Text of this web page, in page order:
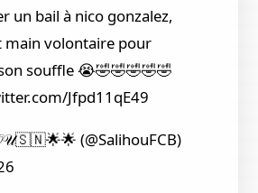
un bail à nico gonzalez,
main volontaire pour
souffle 😭🤣🤣🤣🤣🤣
Jfpd11qE49
(@SalihouFCB)